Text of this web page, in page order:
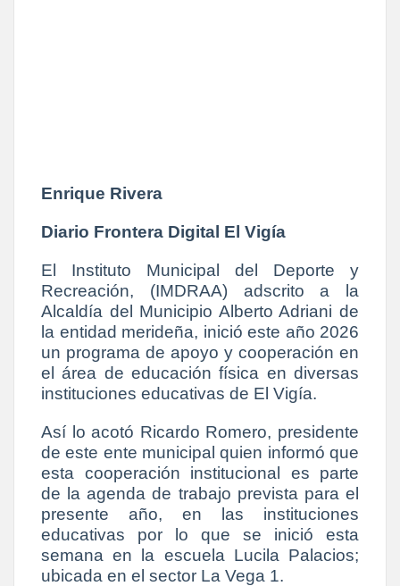
Enrique Rivera
Diario Frontera Digital El Vigía
El Instituto Municipal del Deporte y
Recreación, (IMDRAA) adscrito a la
Alcaldía del Municipio Alberto Adriani de
la entidad merideña, inició este año 2026
un programa de apoyo y cooperación en
el área de educación física en diversas
instituciones educativas de El Vigía.
Así lo acotó Ricardo Romero, presidente
de este ente municipal quien informó que
esta cooperación institucional es parte
de la agenda de trabajo prevista para el
presente año, en las instituciones
educativas por lo que se inició esta
semana en la escuela Lucila Palacios;
ubicada en el sector La Vega 1.